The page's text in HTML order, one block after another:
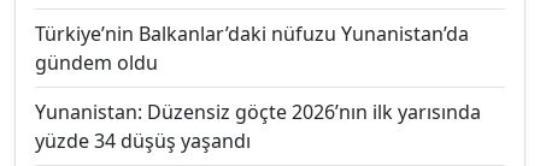
Türkiye’nin Balkanlar’daki nüfuzu Yunanistan’da
gündem oldu
Yunanistan: Düzensiz göçte 2026’nın ilk yarısında
yüzde 34 düşüş yaşandı